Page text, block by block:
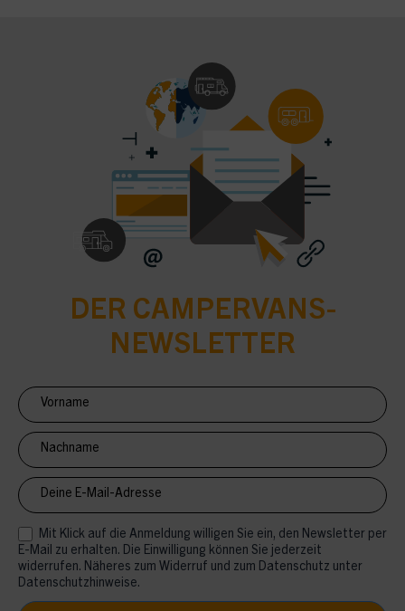
DER CAMPERVANS-
NEWSLETTER
Newsletter
Anmeldung
CV
Mit Klick auf die Anmeldung willigen Sie ein, den Newsletter per
E-Mail zu erhalten. Die Einwilligung können Sie jederzeit
widerrufen. Näheres zum Widerruf und zum Datenschutz unter
Datenschutzhinweise.